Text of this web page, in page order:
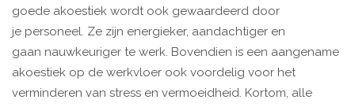
goede akoestiek wordt ook gewaardeerd door
je personeel. Ze zijn energieker, aandachtiger en
gaan nauwkeuriger te werk. Bovendien is een aangename
akoestiek op de werkvloer ook voordelig voor het
verminderen van stress en vermoeidheid. Kortom, alle